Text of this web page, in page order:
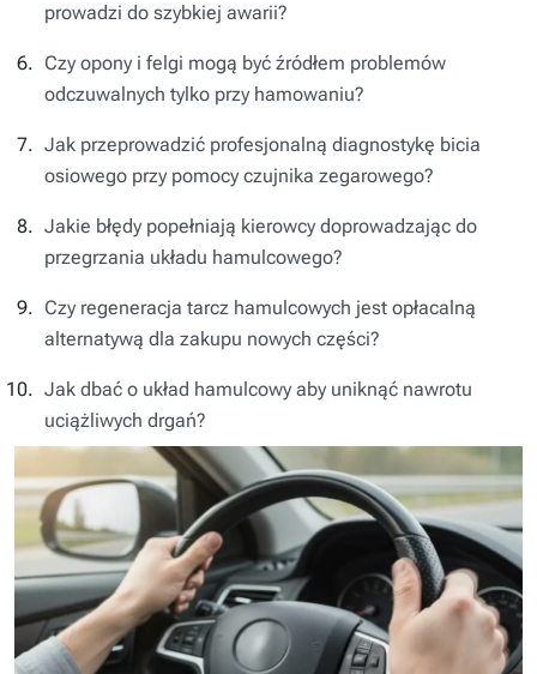
prowadzi do szybkiej awarii?
Czy opony i felgi mogą być źródłem problemów
odczuwalnych tylko przy hamowaniu?
Jak przeprowadzić profesjonalną diagnostykę bicia
osiowego przy pomocy czujnika zegarowego?
Jakie błędy popełniają kierowcy doprowadzając do
przegrzania układu hamulcowego?
Czy regeneracja tarcz hamulcowych jest opłacalną
alternatywą dla zakupu nowych części?
Jak dbać o układ hamulcowy aby uniknąć nawrotu
uciążliwych drgań?